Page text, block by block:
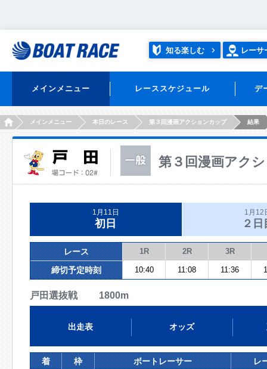
知る楽しむ レーサ
メインメニュー レーススケジュール デ
HOMEメインメニュー 本日のレース 第３回漫画アクションカップ 結果
第３回漫画アク
1月11日
初日
1月12
２日
レース 1R 2R 3R
締切予定時刻 10:40 11:08 11:36
戸田選抜戦 1800m
出走表 オッズ
着 枠 ボートレーサー レ